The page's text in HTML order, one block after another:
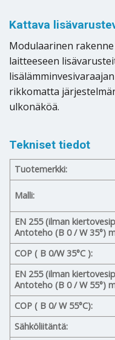
Kattava
Modulaarinen
laitteeseen
rikkomatta
ulkonäköä.
Tekniset tiedot
Tuotemerkki:
Malli:
EN 255 (ilman
Antoteho (B 0 / W 35°)
COP ( B 0/W 35°C ):
EN 255 (ilman
Antoteho (B 0 / W 55°)
COP ( B 0/ W 55°C):
Sähköliitäntä: